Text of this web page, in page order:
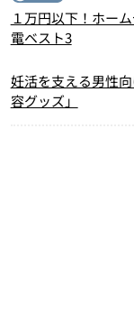
１万円以下！ホー
電ベスト3
妊活を支える男性
容グッズ」